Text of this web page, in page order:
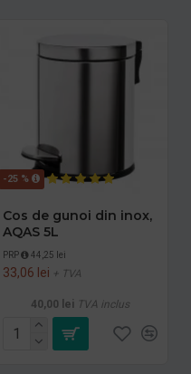
-25 %
Cos de gunoi din inox,
AQAS 5L
PRP 44,25 lei
33,06 lei + TVA
40,00 lei TVA inclus